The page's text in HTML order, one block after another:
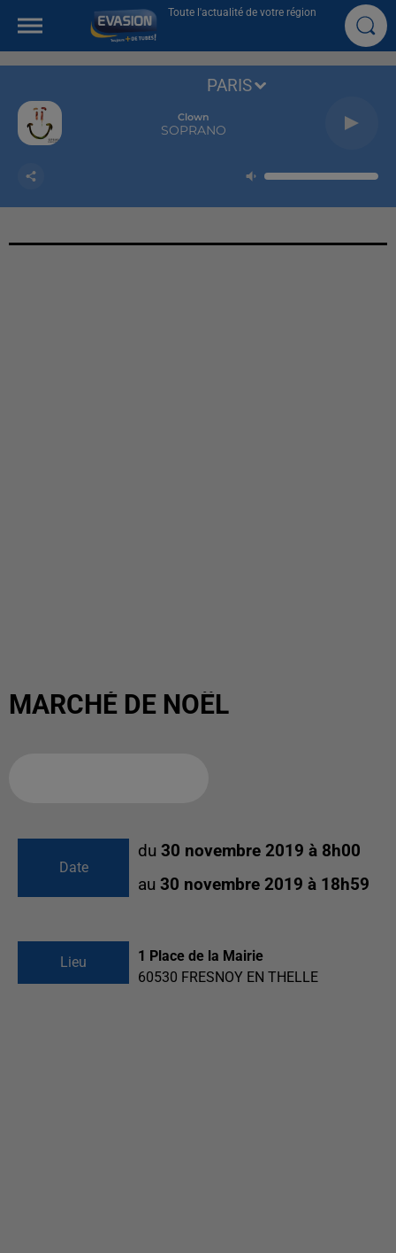
Toute l'actualité de votre région
Clown
SOPRANO
PARIS
MARCHÉ DE NOËL
Date
du 30 novembre 2019 à 8h00
au 30 novembre 2019 à 18h59
Lieu
1 Place de la Mairie
60530 FRESNOY EN THELLE